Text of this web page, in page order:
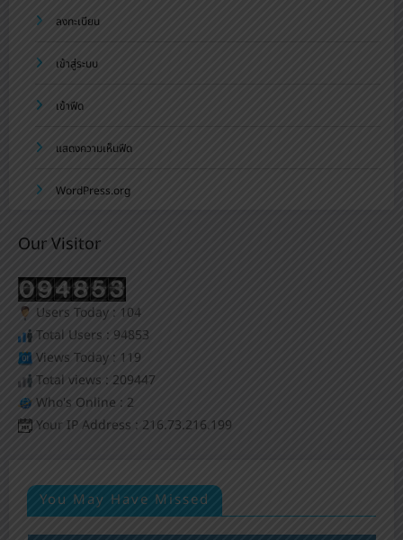
ลงทะเบียน
เข้าสู่ระบบ
เข้าฟีด
แสดงความเห็นฟีด
WordPress.org
Our Visitor
Users Today : 104
Total Users : 94853
Views Today : 119
Total views : 209447
Who's Online : 2
Your IP Address : 216.73.216.199
You May Have Missed